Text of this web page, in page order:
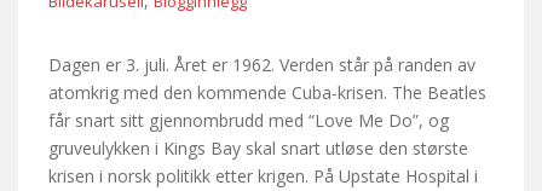
Dagen er 3. juli. Året er 1962. Verden står på randen av
atomkrig med den kommende Cuba-krisen. The Beatles
får snart sitt gjennombrudd med “Love Me Do”, og
gruveulykken i Kings Bay skal snart utløse den største
krisen i norsk politikk etter krigen. På Upstate Hospital i